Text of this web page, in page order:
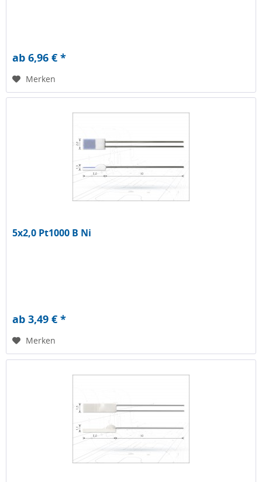
ab 6,96 € *
Merken
5x2,0 Pt1000 B Ni
ab 3,49 € *
Merken